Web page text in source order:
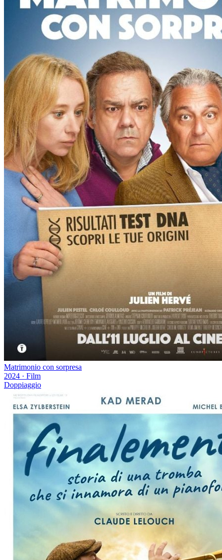
Matrimonio con sorpresa
2024 · Film
Doppiaggio